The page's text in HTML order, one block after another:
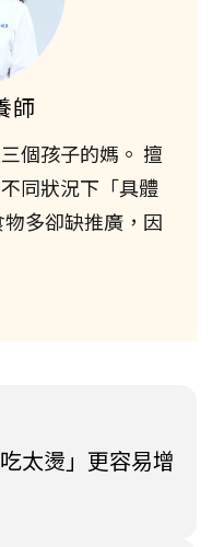
師
個孩子的媽。 擅
同狀況下「具體
多卻缺推廣，因
太燙」更容易增